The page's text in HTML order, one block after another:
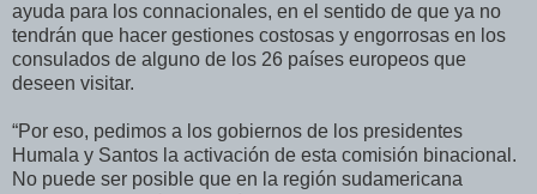
ayuda para los connacionales, en el sentido de que ya no
tendrán que hacer gestiones costosas y engorrosas en los
consulados de alguno de los 26 países europeos que
deseen visitar.
“Por eso, pedimos a los gobiernos de los presidentes
Humala y Santos la activación de esta comisión binacional.
No puede ser posible que en la región sudamericana